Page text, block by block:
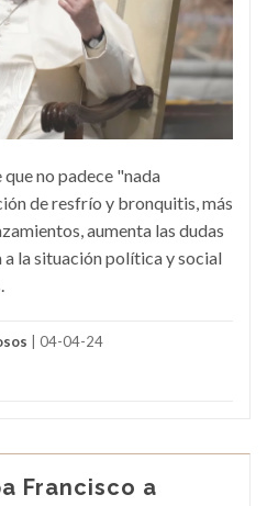
que no padece "nada
de resfrío y bronquitis, más
aumenta las dudas
a la situación política y social
| 04-04-24
Francisco a